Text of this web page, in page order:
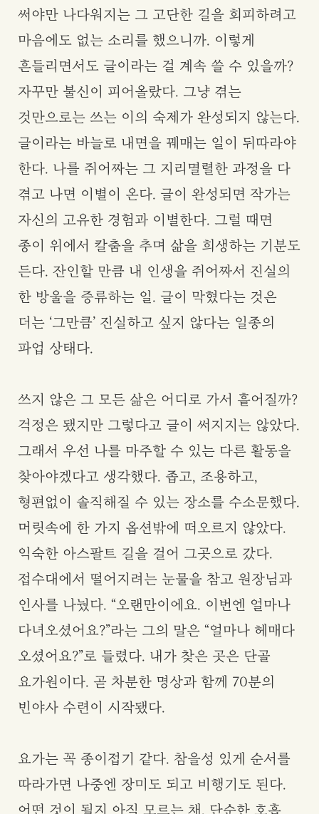
써야만 나다워지는 그 고단한 길을 회피하려고
마음에도 없는 소리를 했으니까. 이렇게
흔들리면서도 글이라는 걸 계속 쓸 수 있을까?
자꾸만 불신이 피어올랐다. 그냥 겪는
것만으로는 쓰는 이의 숙제가 완성되지 않는다.
글이라는 바늘로 내면을 꿰매는 일이 뒤따라야
한다. 나를 쥐어짜는 그 지리멸렬한 과정을 다
겪고 나면 이별이 온다. 글이 완성되면 작가는
자신의 고유한 경험과 이별한다. 그럴 때면
종이 위에서 칼춤을 추며 삶을 희생하는 기분도
든다. 잔인할 만큼 내 인생을 쥐어짜서 진실의
한 방울을 증류하는 일. 글이 막혔다는 것은
더는 ‘그만큼’ 진실하고 싶지 않다는 일종의
파업 상태다.
쓰지 않은 그 모든 삶은 어디로 가서 흩어질까?
걱정은 됐지만 그렇다고 글이 써지지는 않았다.
그래서 우선 나를 마주할 수 있는 다른 활동을
찾아야겠다고 생각했다. 좁고, 조용하고,
형편없이 솔직해질 수 있는 장소를 수소문했다.
머릿속에 한 가지 옵션밖에 떠오르지 않았다.
익숙한 아스팔트 길을 걸어 그곳으로 갔다.
접수대에서 떨어지려는 눈물을 참고 원장님과
인사를 나눴다. “오랜만이에요. 이번엔 얼마나
다녀오셨어요?”라는 그의 말은 “얼마나 헤매다
오셨어요?”로 들렸다. 내가 찾은 곳은 단골
요가원이다. 곧 차분한 명상과 함께 70분의
빈야사 수련이 시작됐다.
요가는 꼭 종이접기 같다. 참을성 있게 순서를
따라가면 나중엔 장미도 되고 비행기도 된다.
어떤 것이 될지 아직 모르는 채, 단순한 호흡